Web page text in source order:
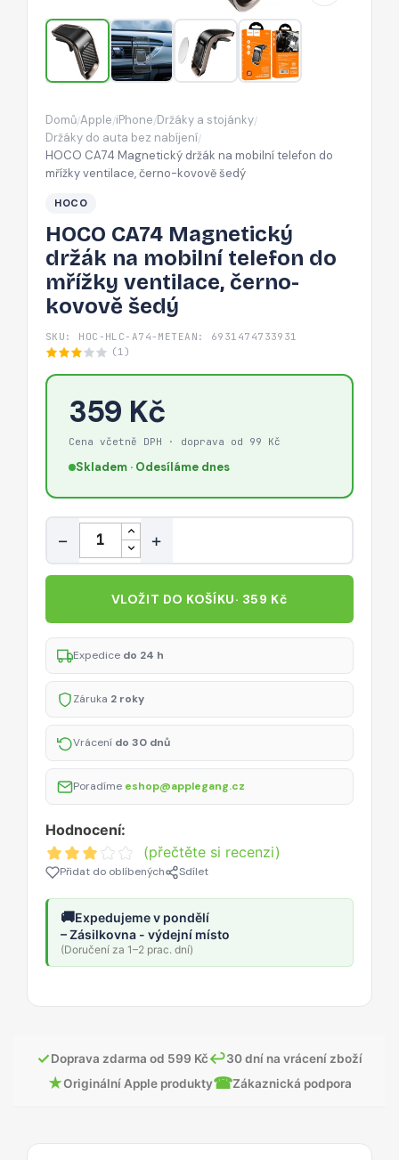
telefon
do
mřížky
ventilace,
kovově
šedý
Domů/Apple/iPhone/Držáky a stojánky/
Držáky do auta bez nabíjení/
HOCO CA74 Magnetický držák na mobilní telefon do
mřížky ventilace, černo-kovově šedý
HOCO
HOCO CA74 Magnetický
držák na mobilní telefon do
mřížky ventilace, černo-
kovově šedý
SKU: HOC-HLC-A74-MET EAN: 6931474733931
(1)
359 Kč
Cena včetně DPH · doprava od 99 Kč
Skladem · Odesíláme dnes
Množství
− +
VLOŽIT DO KOŠÍKU· 359 Kč
Expedice do 24 h
Záruka 2 roky
Vrácení do 30 dnů
Poradíme eshop@applegang.cz
Hodnocení:
(přečtěte si recenzi)
Přidat do oblíbených Sdílet
🚚Expedujeme v pondělí
– Zásilkovna - výdejní místo
(Doručení za 1–2 prac. dní)
✓Doprava zdarma od 599 Kč↩30 dní na vrácení zboží
★Originální Apple produkty☎Zákaznická podpora